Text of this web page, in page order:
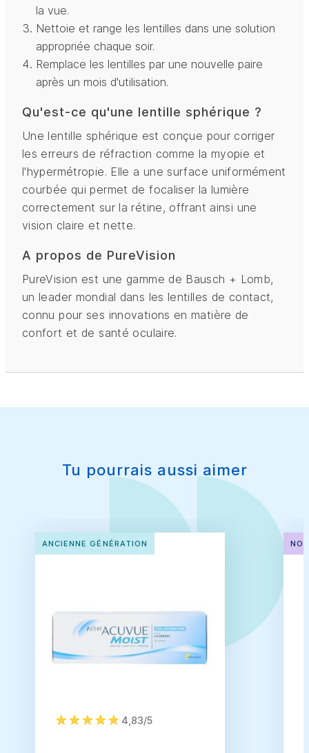
la vue.
Nettoie et range les lentilles dans une solution
appropriée chaque soir.
Remplace les lentilles par une nouvelle paire
après un mois d'utilisation.
Qu'est-ce qu'une lentille sphérique ?
Une lentille sphérique est conçue pour corriger
les erreurs de réfraction comme la myopie et
l'hypermétropie. Elle a une surface uniformément
courbée qui permet de focaliser la lumière
correctement sur la rétine, offrant ainsi une
vision claire et nette.
A propos de PureVision
PureVision est une gamme de Bausch + Lomb,
un leader mondial dans les lentilles de contact,
connu pour ses innovations en matière de
confort et de santé oculaire.
Tu pourrais aussi aimer
ANCIENNE GÉNÉRATION
4,83/5